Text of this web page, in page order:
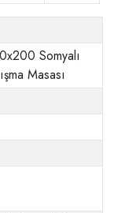
Somyalı
Masası